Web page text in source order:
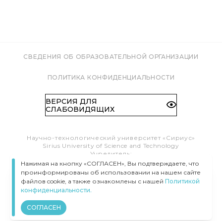
СВЕДЕНИЯ ОБ ОБРАЗОВАТЕЛЬНОЙ ОРГАНИЗАЦИИ
ПОЛИТИКА КОНФИДЕНЦИАЛЬНОСТИ
ВЕРСИЯ ДЛЯ
СЛАБОВИДЯЩИХ
Научно-технологический университет «Сириус»
Sirius University of Science and Technology
Учредитель:
Образовательный Фонд «Талант и успех»
Федеральная территория «Сириус»,
Тел.:8 (800) 100 41 55
info@siriusuniversity.ru
ВСЕ ПРАВА ЗАЩИЩЕНЫ © УНИВЕРСИТЕТ «СИРИУС», 2020–
Нажимая на кнопку «СОГЛАСЕН», Вы подтверждаете, что
проинформированы об использовании на нашем сайте
файлов cookie, а также ознакомлены с нашей Политикой
конфиденциальности.
СОГЛАСЕН